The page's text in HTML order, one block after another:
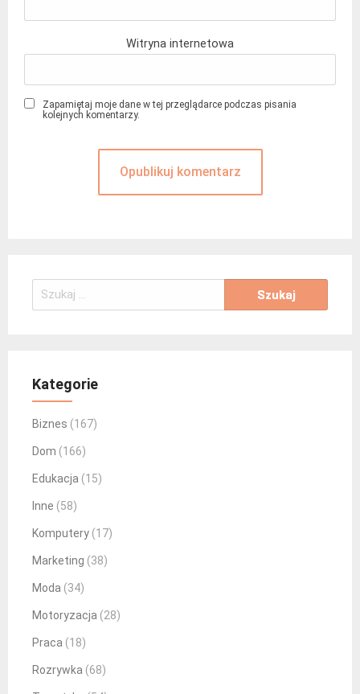
Witryna internetowa
Zapamiętaj moje dane w tej przeglądarce podczas pisania
kolejnych komentarzy.
Szukaj:
Kategorie
Biznes (167)
Dom (166)
Edukacja (15)
Inne (58)
Komputery (17)
Marketing (38)
Moda (34)
Motoryzacja (28)
Praca (18)
Rozrywka (68)